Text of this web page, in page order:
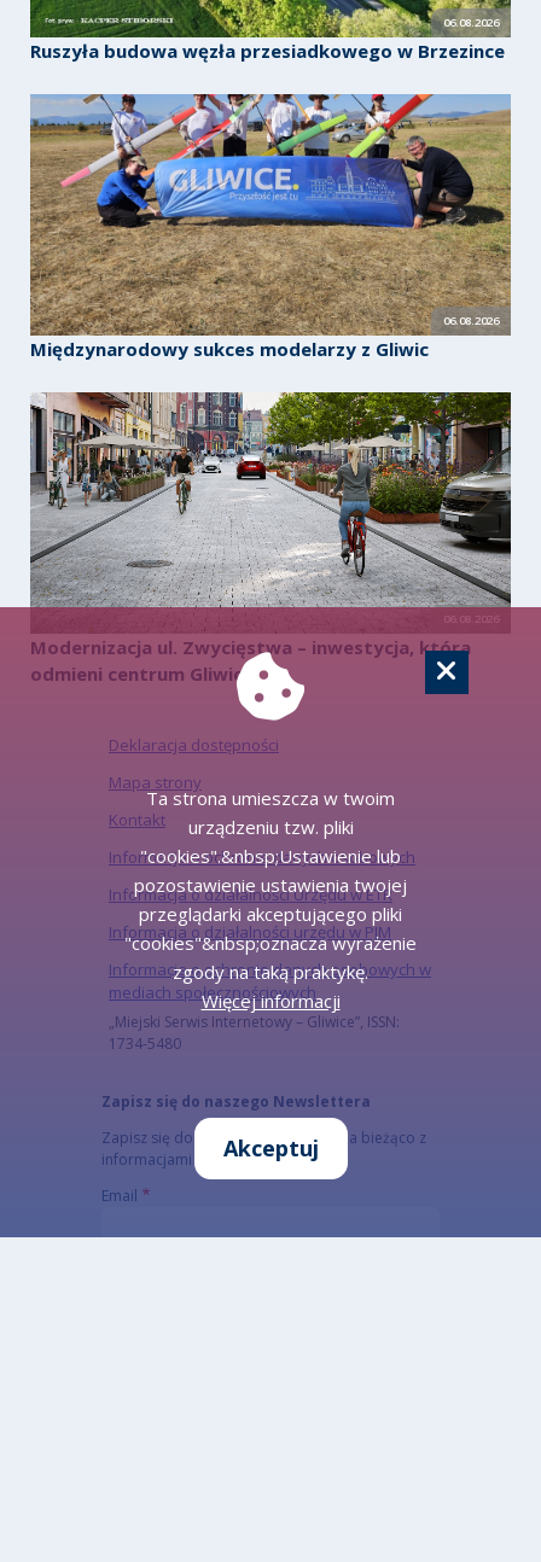
06.08.2026
Ruszyła budowa węzła przesiadkowego w Brzezince
06.08.2026
Międzynarodowy sukces modelarzy z Gliwic
06.08.2026
Modernizacja ul. Zwycięstwa – inwestycja, która
odmieni centrum Gliwic
Deklaracja dostępności
Mapa strony
Kontakt
Informacje o ochronie danych osobowych
Informacja o działalności Urzędu w ETR
Informacja o działalności urzędu w PJM
Informacja o ochronie danych osobowych w
mediach społecznościowych
„Miejski Serwis Internetowy – Gliwice”, ISSN:
1734-5480
Zapisz się do naszego Newslettera
Zapisz się do newslettera, aby być na bieżąco z
informacjami o mieście.
Email
Ta strona umieszcza w twoim
urządzeniu tzw. pliki
"cookies".&nbsp;Ustawienie lub
pozostawienie ustawienia twojej
przeglądarki akceptującego pliki
"cookies"&nbsp;oznacza wyrażenie
zgody na taką praktykę.
Więcej informacji
Akceptuj